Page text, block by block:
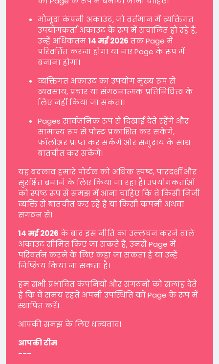
मौजूदा कंपनी अकाउंट, जो वर्तमान में व्यक्तिगत
उपयोगकर्ता अकाउंट के रूप में संचालित हो रहे हैं,
उन्हें अधिकतम14 मई 2026 तक Page में
परिवर्तित करना होगा या नए Page के रूप में
बनाना होगा।
व्यक्तिगत अकाउंट का उपयोग मुख्य रूप से
व्यवसाय, प्रचार या संगठनात्मक प्रतिनिधित्व के
लिए नहीं किया जा सकता।
Pages सार्वजनिक रूप से दिखाई देते रहेंगे और
सामान्य रूप से पोस्ट प्रकाशित कर सकेंगे,
फॉलोअर प्राप्त कर सकेंगे और समुदाय के साथ
बातचीत कर सकेंगे।
यह बदलाव हमारे पोर्टल को अधिक स्पष्ट, पारदर्शी और
सुरक्षित बनाने के लिए किया जा रहा है। उपयोगकर्ताओं
को स्पष्ट रूप से समझ में आना चाहिए कि वे किसी निजी
व्यक्ति से बातचीत कर रहे हैं या किसी कंपनी अथवा
संगठन से।
14 मई 2026 के बाद इस नीति का उल्लंघन करने वाले
अकाउंट सीमित किए जा सकते हैं, उनसे Page में
परिवर्तन करने के लिए कहा जा सकता है या उन्हें
निष्क्रिय किया जा सकता है।
हम सभी प्रभावित कंपनियों और संगठनों को सलाह देते
हैं कि वे समय रहते अपनी उपस्थिति को Page के रूप में
स्थापित करें।
आपकी समझ के लिए धन्यवाद।
आपकी टीम
---